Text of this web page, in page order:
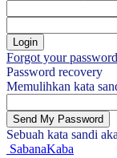
Forgot your
Password recovery
Memulihkan kata
Sebuah kata sandi
SabanaKaba